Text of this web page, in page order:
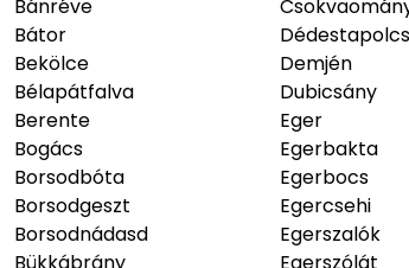
Alacska
Aldebrő
Alsóhámor
Andornaktálya
Arló
Balaton
Bánhorváti
Bánkút
Bánréve
Bükkzsérc
Cserépfalu
Cserépváralja
Csernely
Csincse
Csokvaomány